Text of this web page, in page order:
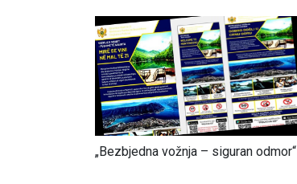
„Bezbjedna vožnja – siguran odmor“